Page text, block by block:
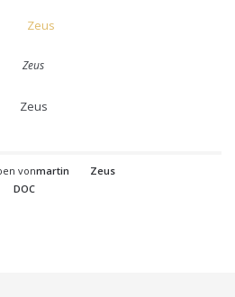
Zeus
Zeus
vonmartin
Zeus
DOC